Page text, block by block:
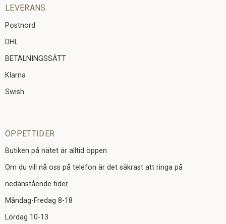
LEVERANS
Postnord
DHL
BETALNINGSSÄTT
Klarna
Swish
ÖPPETTIDER
Butiken på nätet är alltid öppen
Om du vill nå oss på telefon är det säkrast att ringa på
nedanstående tider
Måndag-Fredag 8-18
Lördag 10-13